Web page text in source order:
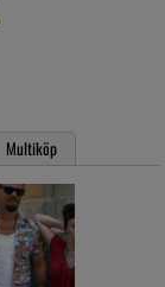
Multiköp